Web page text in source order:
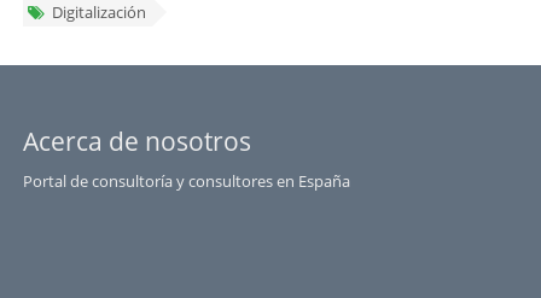
Digitalización
Acerca de nosotros
Portal de consultoría y consultores en España